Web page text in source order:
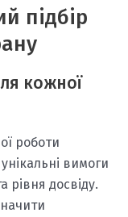
підбір
кожної
роботи
вимоги
рівня досвіду.